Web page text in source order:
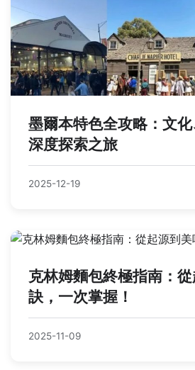
墨爾本特色全攻略：文
深度探索之旅
2025-12-19
克林姆麵包終極指南：
訣，一次掌握！
2025-11-09